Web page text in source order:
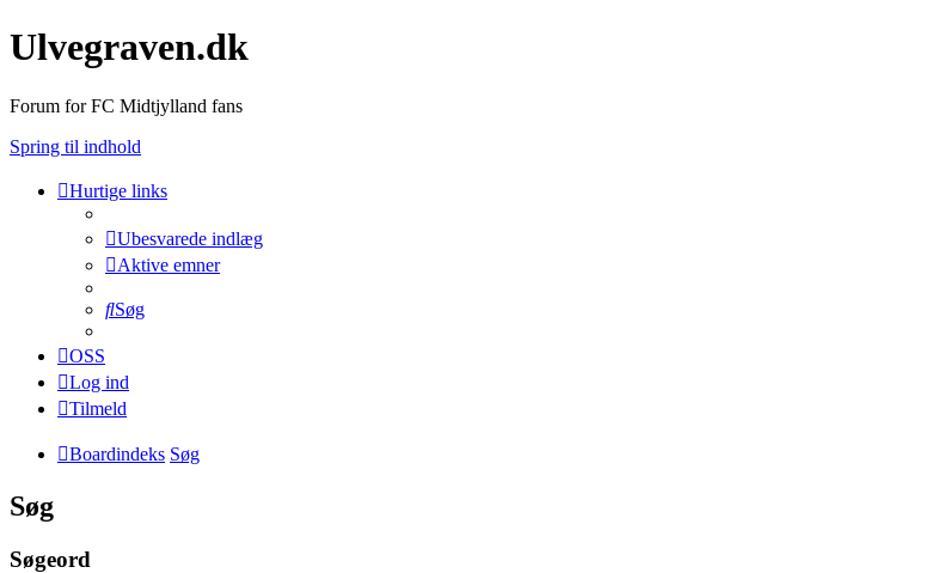
Ulvegraven.dk
Forum for FC Midtjylland fans
Spring til indhold
Hurtige links
Ubesvarede indlæg
Aktive emner
Søg
OSS
Log ind
Tilmeld
Boardindeks Søg
Søg
Søgeord